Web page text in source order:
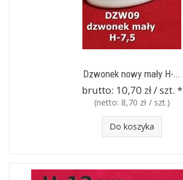
Dzwonek nowy mały H-...
brutto: 10,70 zł / szt. *
(netto: 8,70 zł / szt.)
Do koszyka